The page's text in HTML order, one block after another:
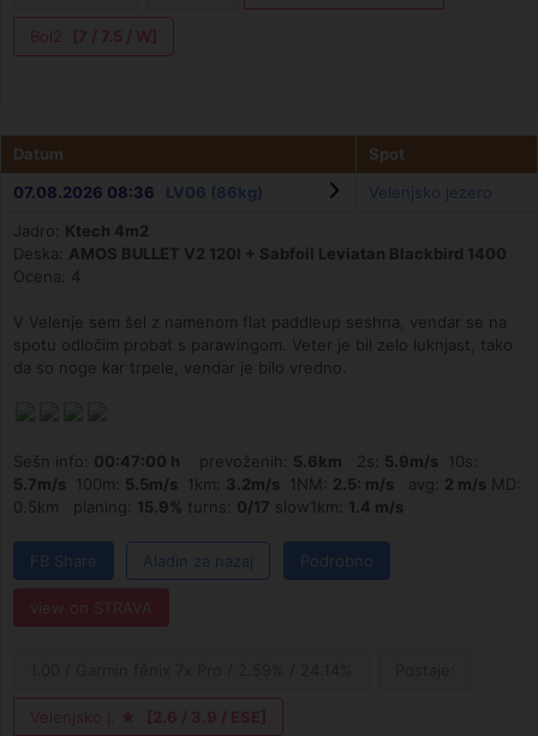
Bol2 [7 / 7.5 / W]
Datum
Spot
07.08.2026 08:36 LV06 (86kg)
Velenjsko jezero
Jadro: Ktech 4m2
Deska: AMOS BULLET V2 120l + Sabfoil Leviatan Blackbird 1400
Ocena: 4
V Velenje sem šel z namenom flat paddleup seshna, vendar se na
spotu odločim probat s parawingom. Veter je bil zelo luknjast, tako
da so noge kar trpele, vendar je bilo vredno.
Sešn info: 00:47:00 h prevoženih: 5.6km 2s: 5.9m/s 10s:
5.7m/s 100m: 5.5m/s 1km: 3.2m/s 1NM: 2.5: m/s avg: 2 m/s MD:
0.5km planing: 15.9% turns: 0/17 slow1km: 1.4 m/s
FB Share Aladin za nazaj Podrobno
view on STRAVA
Velenjsko j. ★ [2.6 / 3.9 / ESE]